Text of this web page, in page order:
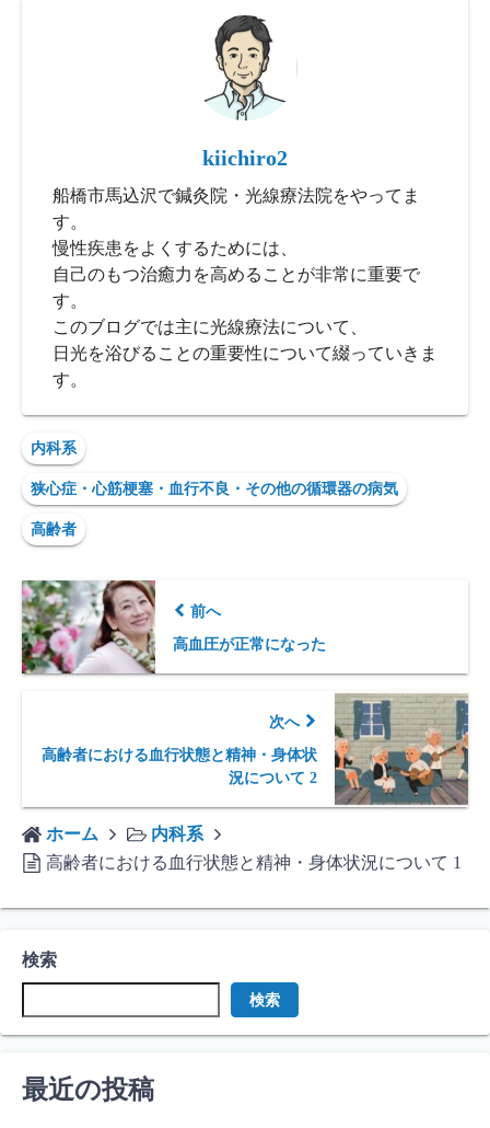
kiichiro2
船橋市馬込沢で鍼灸院・光線療法院をやってま
す。
慢性疾患をよくするためには、
自己のもつ治癒力を高めることが非常に重要で
す。
このブログでは主に光線療法について、
日光を浴びることの重要性について綴っていきま
す。
内科系
狭心症・心筋梗塞・血行不良・その他の循環器の病気
高齢者
前へ
高血圧が正常になった
次へ
高齢者における血行状態と精神・身体状
況について 2
ホーム
内科系
高齢者における血行状態と精神・身体状況について 1
検索
検索
最近の投稿